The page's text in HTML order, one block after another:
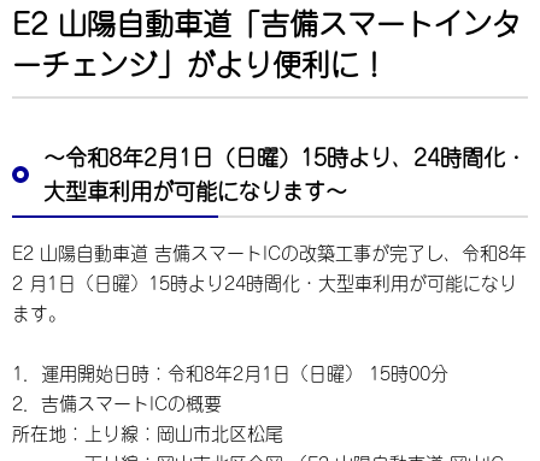
E2 山陽自動車道「吉備スマートインタ
ーチェンジ」がより便利に！
～令和8年2月1日（日曜）15時より、24時間化・
大型車利用が可能になります～
E2 山陽自動車道 吉備スマートICの改築工事が完了し、令和8年
2 月1日（日曜）15時より24時間化・大型車利用が可能になり
ます。
1．運用開始日時：令和8年2月1日（日曜） 15時00分
2．吉備スマートICの概要
所在地：上り線：岡山市北区松尾